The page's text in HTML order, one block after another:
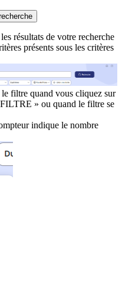
résultats de votre recherche
présents sous les critères
filtre quand vous cliquez sur
» ou quand le filtre se
indique le nombre